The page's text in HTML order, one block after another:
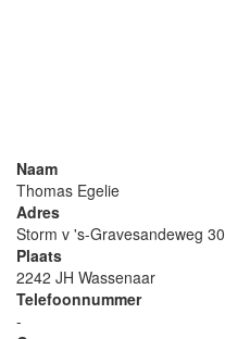
Naam
Thomas Egelie
Adres
Storm v 's-Gravesandeweg 30
Plaats
2242 JH Wassenaar
Telefoonnummer
-